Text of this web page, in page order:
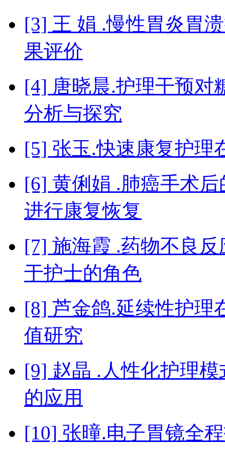
[3] 王 娟 .慢性胃炎胃
果评价
[4] 唐晓晨.护理干预对
分析与探究
[5] 张玉.快速康复护理
[6] 黄俐娟 .肺癌手术
进行康复恢复
[7] 施海霞 .药物不良
于护士的角色
[8] 芦金鸽.延续性护理
值研究
[9] 赵晶 .人性化护理
的应用
[10] 张曈.电子胃镜全